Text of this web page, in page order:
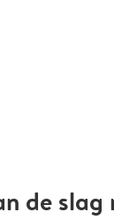
de slag